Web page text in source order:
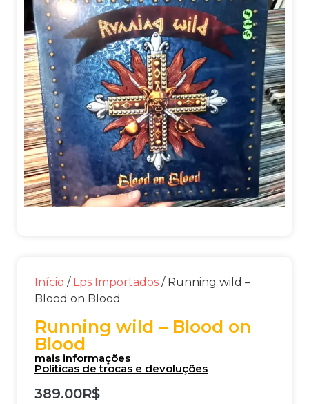
Início / Lps Importados / Running wild –
Blood on Blood
Running wild – Blood on
Blood
mais informações
Politicas de trocas e devoluções
389.00R$